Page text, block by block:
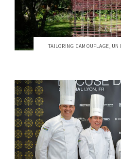
TAILORING CAMOUFLAGE, UN